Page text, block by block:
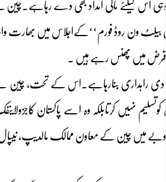
وہی اس کیلئے مالی امدادبھی دے
بیلٹ ون روڈ فورم‘‘کےاجلاس میں بھارت
قرض میں پھنس رہے ہیں ۔
راہداری بنارہاہے۔اس کے تحت،
نہیں کرتابلکہ وہ اسے پاکستان
چین کے معاون ممالک مالدیپ،